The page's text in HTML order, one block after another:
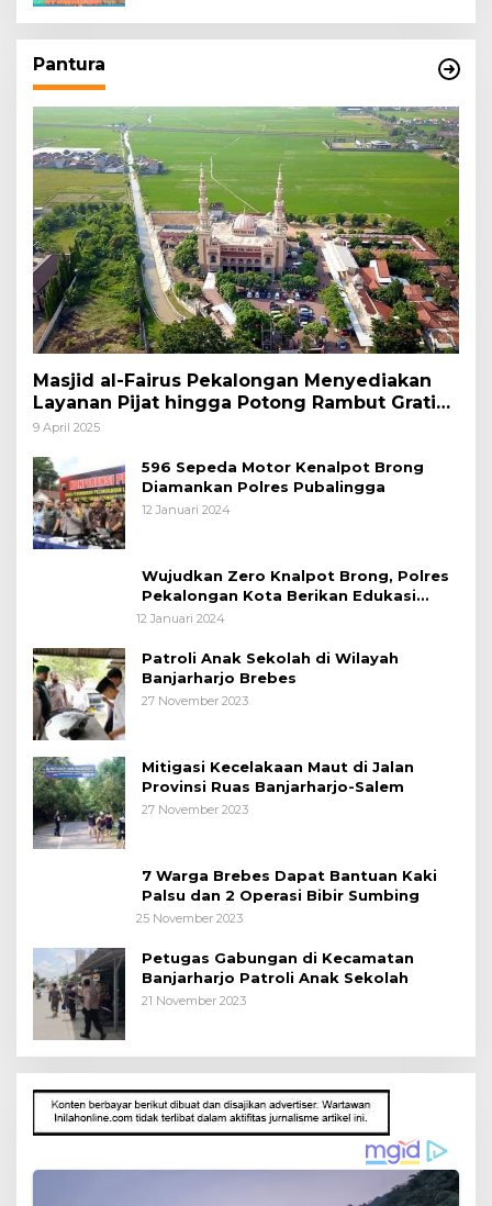
Pantura
Masjid al-Fairus Pekalongan Menyediakan
Layanan Pijat hingga Potong Rambut Gratis
bagi Pemudik Lebaran 2025
9 April 2025
596 Sepeda Motor Kenalpot Brong
Diamankan Polres Pubalingga
12 Januari 2024
Wujudkan Zero Knalpot Brong, Polres
Pekalongan Kota Berikan Edukasi
Kepada Pelajar
12 Januari 2024
Patroli Anak Sekolah di Wilayah
Banjarharjo Brebes
27 November 2023
Mitigasi Kecelakaan Maut di Jalan
Provinsi Ruas Banjarharjo-Salem
27 November 2023
7 Warga Brebes Dapat Bantuan Kaki
Palsu dan 2 Operasi Bibir Sumbing
25 November 2023
Petugas Gabungan di Kecamatan
Banjarharjo Patroli Anak Sekolah
21 November 2023